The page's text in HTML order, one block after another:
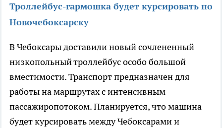
Троллейбус-гармошка будет курсировать по
Новочебоксарску
В Чебоксары доставили новый сочлененный
низкопольный троллейбус особо большой
вместимости. Транспорт предназначен для
работы на маршрутах с интенсивным
пассажиропотоком. Планируется, что машина
будет курсировать между Чебоксарами и